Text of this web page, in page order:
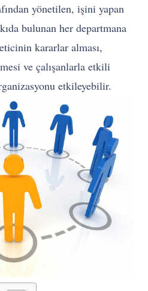
yönetilen, işini yapan
bulunan her departmana
kararlar alması,
ve çalışanlarla etkili
etkileyebilir.